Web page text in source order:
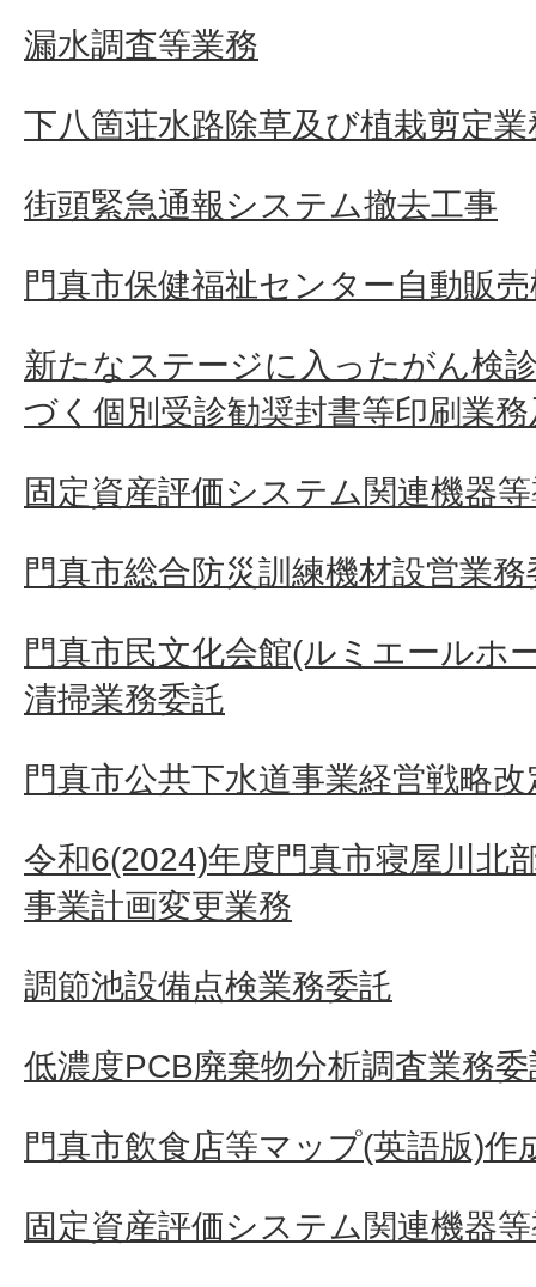
漏水調査等業務
下八箇荘水路除草及び植栽剪定
街頭緊急通報システム撤去工事
門真市保健福祉センター自動販
新たなステージに入ったがん検
づく個別受診勧奨封書等印刷業
固定資産評価システム関連機器
門真市総合防災訓練機材設営業務
門真市民文化会館(ルミエールホ
清掃業務委託
門真市公共下水道事業経営戦略
令和6(2024)年度門真市寝屋川北
事業計画変更業務
調節池設備点検業務委託
低濃度PCB廃棄物分析調査業務委
門真市飲食店等マップ(英語版)作
固定資産評価システム関連機器